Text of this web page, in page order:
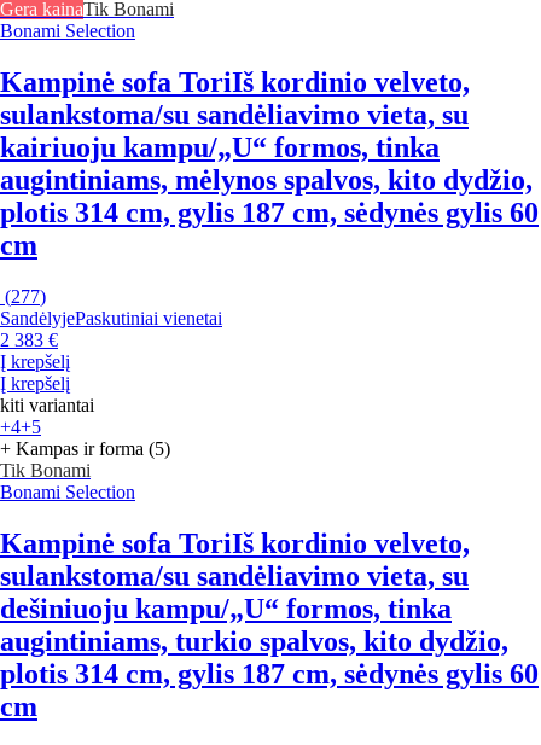
Gera kainaTik Bonami
Bonami Selection
Kampinė sofa ToriIš kordinio velveto,
sulankstoma/su sandėliavimo vieta, su
kairiuoju kampu/„U“ formos, tinka
augintiniams, mėlynos spalvos, kito dydžio,
plotis 314 cm, gylis 187 cm, sėdynės gylis 60
cm
(277)
SandėlyjePaskutiniai vienetai
2 383 €
Į krepšelį
Į krepšelį
kiti variantai
+4+5
+ Kampas ir forma (5)
Tik Bonami
Bonami Selection
Kampinė sofa ToriIš kordinio velveto,
sulankstoma/su sandėliavimo vieta, su
dešiniuoju kampu/„U“ formos, tinka
augintiniams, turkio spalvos, kito dydžio,
plotis 314 cm, gylis 187 cm, sėdynės gylis 60
cm